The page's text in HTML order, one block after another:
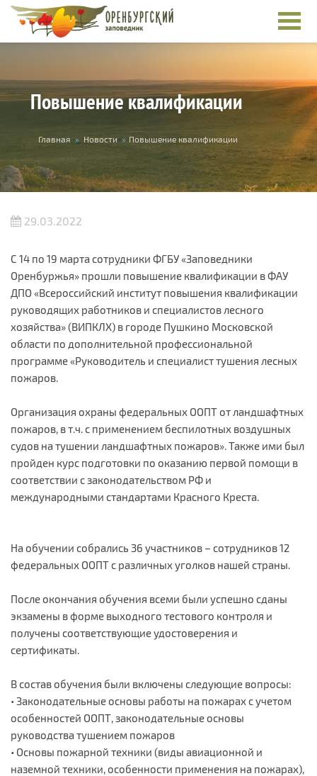
Перейти к основному содержанию
Повышение квалификации
Вы здесь
Главная » Новости » Повышение квалификации
29.03.2022
С 14 по 19 марта сотрудники ФГБУ «Заповедники
Оренбуржья» прошли повышение квалификации в ФАУ
ДПО «Всероссийский институт повышения квалификации
руководящих работников и специалистов лесного
хозяйства» (ВИПКЛХ) в городе Пушкино Московской
области по дополнительной профессиональной
программе «Руководитель и специалист тушения лесных
пожаров.
Организация охраны федеральных ООПТ от ландшафтных
пожаров, в т.ч. с применением беспилотных воздушных
судов на тушении ландшафтных пожаров». Также ими был
пройден курс подготовки по оказанию первой помощи в
соответствии с законодательством РФ и
международными стандартами Красного Креста.
На обучении собрались 36 участников – сотрудников 12
федеральных ООПТ с различных уголков нашей страны.
После окончания обучения всеми были успешно сданы
экзамены в форме выходного тестового контроля и
получены соответствующие удостоверения и
сертификаты.
В состав обучения были включены следующие вопросы:
• Законодательные основы работы на пожарах с учетом
особенностей ООПТ, законодательные основы
руководства тушением пожаров
• Основы пожарной техники (виды авиационной и
наземной техники, особенности применения на пожарах),